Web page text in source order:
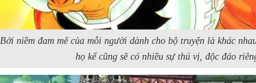
Bởi niềm đam mê của mỗi người dành cho bộ truyện là khác
họ kể cũng sẽ có nhiều sự thú vị, độc đáo